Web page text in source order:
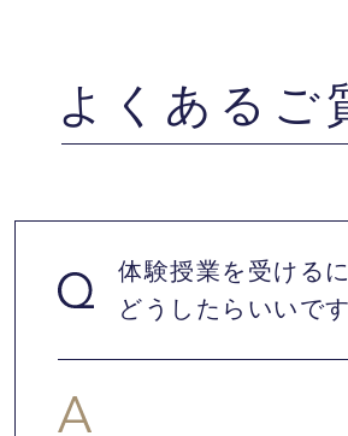
よくあるご
体験授業を受ける
どうしたらいいで